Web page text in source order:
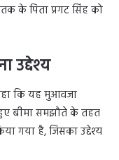
के पिता प्रगट सिंह को
उद्देश्य
कि यह मुआवजा
बीमा समझौते के तहत
गया है, जिसका उद्देश्य